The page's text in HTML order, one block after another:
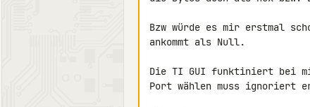
Bzw würde es mir erstmal
ankommt als Null.
Die TI GUI funktiniert bei
Port wählen muss ignoriert